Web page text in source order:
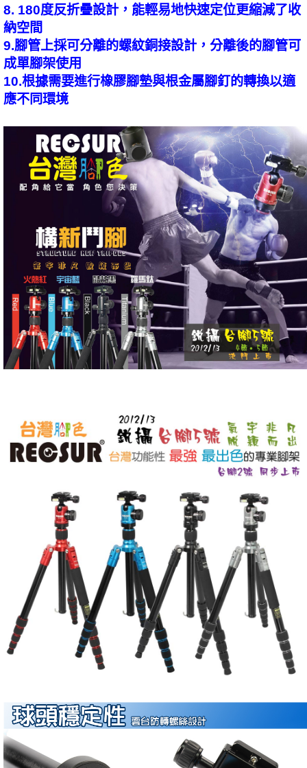
8. 180度反折疊設計，能輕易地快速定位更縮減了收
納空間
9.腳管上採可分離的螺紋銅接設計，分離後的腳管可
成單腳架使用
10.根據需要進行橡膠腳墊與根金屬腳釘的轉換以適
應不同環境